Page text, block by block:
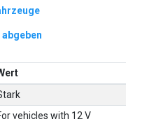
abgeben
vehicles with 12 V